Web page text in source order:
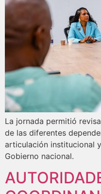
La jornada permitió
de las diferentes
articulación institucional
Gobierno nacional.